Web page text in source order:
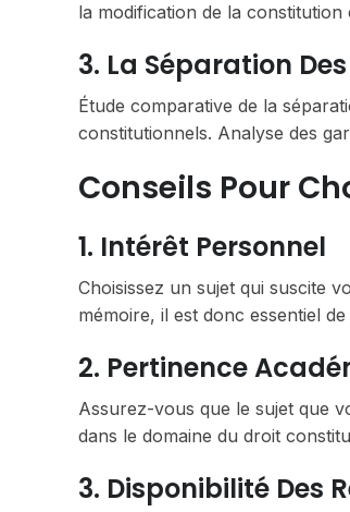
la modification de la
3. La Séparation
Étude comparative de la
constitutionnels. Analyse des
Conseils Pour
1. Intérêt Personnel
Choisissez un sujet qui suscite
mémoire, il est donc essentiel
2. Pertinence
Assurez-vous que le sujet que
dans le domaine du droit
3. Disponibilité Des